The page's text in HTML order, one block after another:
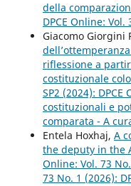
della
DPCE Online: Vol.
Giacomo Giorgini
riflessione a
costituzionale
SP2 (2024):
costituzionali e
comparata - A
Entela Hoxhaj, A
the deputy in the
Online: Vol. 73
73 No. 1 (2026):